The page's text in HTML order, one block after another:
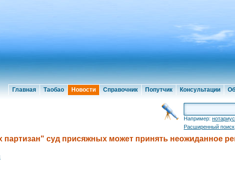
Главная Таобао Новости Справочник Попутчик Консультации
Например: нотариус
Расширенный поиск
партизан" суд присяжных может принять неожиданное